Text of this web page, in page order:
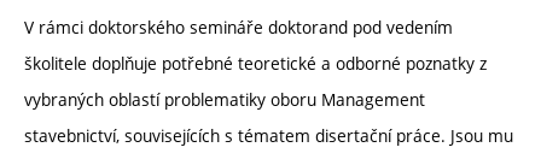
V rámci doktorského semináře doktorand pod vedením
školitele doplňuje potřebné teoretické a odborné poznatky z
vybraných oblastí problematiky oboru Management
stavebnictví, souvisejících s tématem disertační práce. Jsou mu